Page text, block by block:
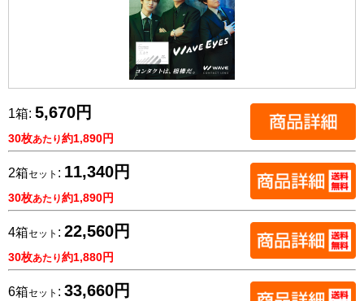
1箱: 5,670円
30枚あたり約1,890円
2箱セット : 11,340円
30枚あたり約1,890円
4箱セット : 22,560円
30枚あたり約1,880円
6箱セット : 33,660円